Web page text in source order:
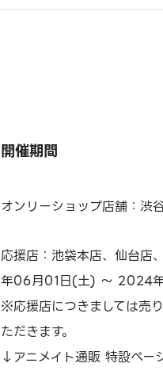
開催期間
オンリーショップ店舗
応援店：池袋本店、仙台
年06月01日(土) ～ 2024
※応援店につきましては売
ただきます。
↓アニメイト通販 特設ペー